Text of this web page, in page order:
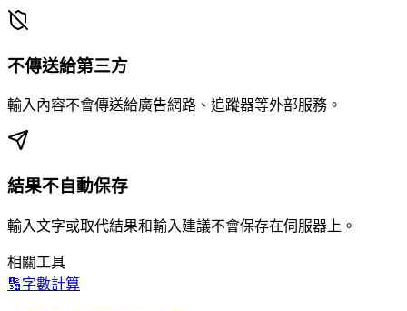
不傳送給第三方
輸入內容不會傳送給廣告網路、追蹤器等外部服務。
結果不自動保存
輸入文字或取代結果和輸入建議不會保存在伺服器上。
相關工具
🔢字數計算